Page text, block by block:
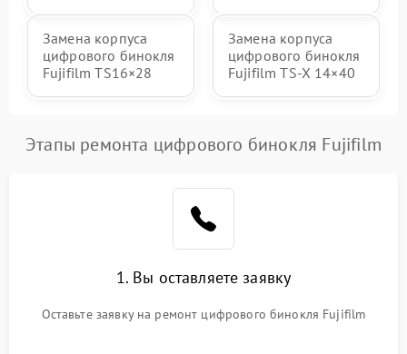
Замена корпуса
цифрового бинокля
Fujifilm TS16×28
Замена корпуса
цифрового бинокля
Fujifilm TS‑X 14×40
Этапы ремонта цифрового бинокля Fujifilm
1. Вы оставляете заявку
Оставьте заявку на ремонт цифрового бинокля Fujifilm